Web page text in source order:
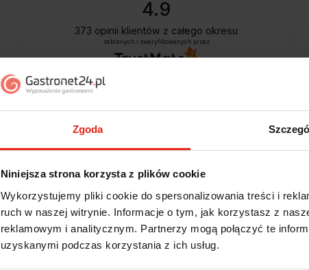
Zgoda
Niniejsza strona korzysta z plików cookie
Wykorzystujemy pliki cookie do spersonalizowania treści i
ruch w naszej witrynie. Informacje o tym, jak korzystasz z
reklamowym i analitycznym. Partnerzy mogą połączyć te
uzyskanymi podczas korzystania z ich usług.
4.9
373 opinii klientów z całego okresu
zebranych i zweryfikowanych przez
Jak zbieramy opinie?